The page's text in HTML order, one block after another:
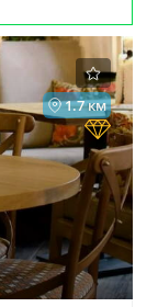
1.7 км